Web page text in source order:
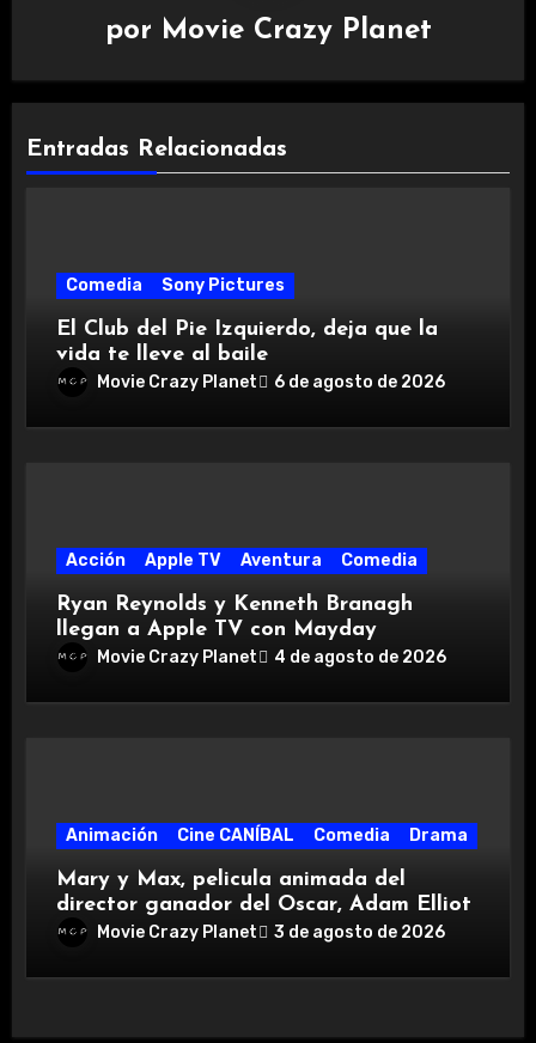
por Movie Crazy Planet
Entradas Relacionadas
Comedia Sony Pictures
El Club del Pie Izquierdo, deja que la
vida te lleve al baile
Movie Crazy Planet 6 de agosto de 2026
Acción Apple TV Aventura Comedia
Ryan Reynolds y Kenneth Branagh
llegan a Apple TV con Mayday
Movie Crazy Planet 4 de agosto de 2026
Animación Cine CANÍBAL Comedia Drama
Mary y Max, pelicula animada del
director ganador del Oscar, Adam Elliot
Movie Crazy Planet 3 de agosto de 2026